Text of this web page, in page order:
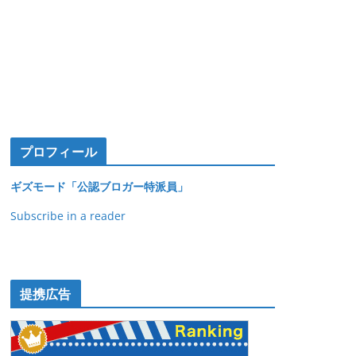
プロフィール
ギズモード「公認ブロガー特派員」
Subscribe in a reader
提携広告